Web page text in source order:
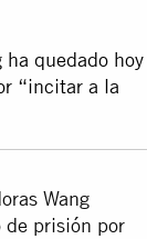
ha quedado hoy
“incitar a la
Wang
de prisión por